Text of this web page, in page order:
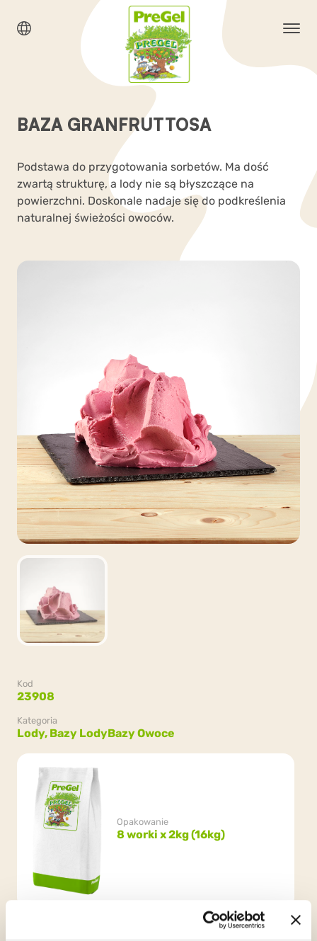
BAZA GRANFRUTTOSA
Podstawa do przygotowania sorbetów. Ma dość
zwartą strukturę, a lody nie są błyszczące na
powierzchni. Doskonale nadaje się do podkreślenia
naturalnej świeżości owoców.
Kod
23908
Kategoria
Lody, Bazy LodyBazy Owoce
Opakowanie
8 worki x 2kg (16kg)